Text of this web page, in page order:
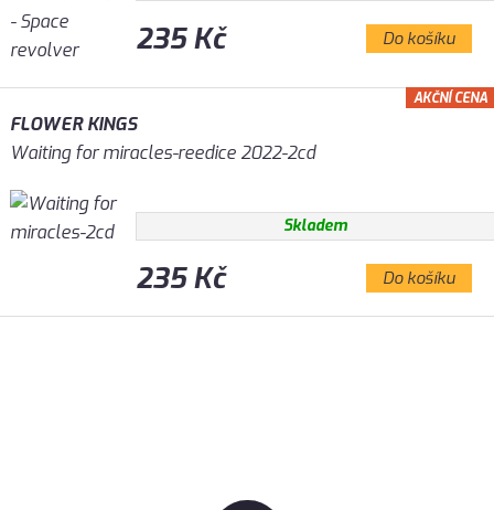
235 Kč Do košíku
FLOWER KINGS
Waiting for miracles-reedice 2022-2cd
Skladem
235 Kč Do košíku
AKČNÍ CENA